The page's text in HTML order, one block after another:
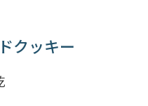
クッキー